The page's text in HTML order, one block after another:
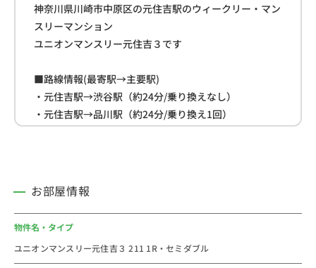
神奈川県川崎市中原区の元住吉駅のウィークリー・マン
スリーマンション
ユニオンマンスリー元住吉３です
■路線情報(最寄駅→主要駅)
・元住吉駅→渋谷駅（約24分/乗り換えなし）
・元住吉駅→品川駅（約24分/乗り換え1回）
・元住吉駅→東京駅（約32分/乗り換え1回）
・ローソン(約120ｍ)
・スーパー「ユーコープ」(約200ｍ)
＜おススメコメント＞
お部屋情報
物件名・タイプ
ユニオンマンスリー元住吉３ 211 1R・セミダブル